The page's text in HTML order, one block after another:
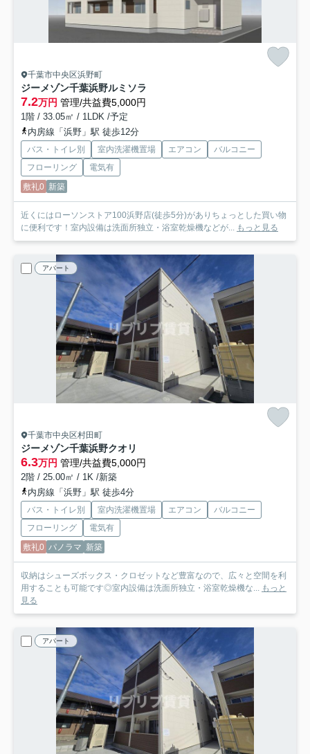
千葉市中央区浜野町
ジーメゾン千葉浜野ルミソラ
7.2万円 管理/共益費5,000円
1階 / 33.05㎡ / 1LDK /予定
内房線「浜野」駅 徒歩12分
バス・トイレ別 室内洗濯機置場 エアコン
バルコニー
フローリング
電気有
敷礼0 新築
近くにはローソンストア100浜野店(徒歩5分)がありちょっとした買い物
に便利です！室内設備は洗面所独立・浴室乾燥機などが... もっと見る
アパート
千葉市中央区村田町
ジーメゾン千葉浜野クオリ
6.3万円 管理/共益費5,000円
2階 / 25.00㎡ / 1K /新築
内房線「浜野」駅 徒歩4分
バス・トイレ別 室内洗濯機置場 エアコン
バルコニー
フローリング
電気有
敷礼0 パノラマ 新築
収納はシューズボックス・クロゼットなど豊富なので、広々と空間を利
用することも可能です◎室内設備は洗面所独立・浴室乾燥機な... もっと
見る
アパート